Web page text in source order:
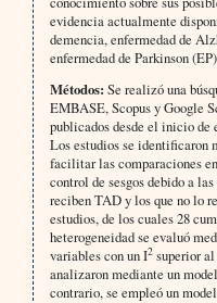
evidencia actualmente
demencia, enfermedad de
enfermedad de Parkinson
Métodos: Se realizó una
EMBASE, Scopus y Google
publicados desde el inicio de
Los estudios se identificaron
facilitar las comparaciones
control de sesgos debido a
reciben TAD y los que no lo
estudios, de los cuales 28
heterogeneidad se evaluó
variables con un I2superior al
analizaron mediante un
contrario, se empleó un